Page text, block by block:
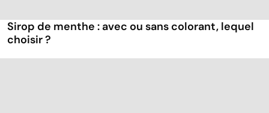
Sirop de menthe : avec ou sans colorant, lequel
choisir ?